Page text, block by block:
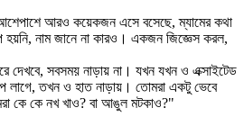
আরও কয়েকজন এসে বসেছে, ম্যামের কথা
নাম জানে না কারও। একজন জিজ্ঞেস করল,
দেখবে, সবসময় নাড়ায় না। যখন যখন ও এক্সাইটেড
লাগে, তখন ও হাত নাড়ায়। তোমরা একটু ভেবে
কে কে নখ খাও? বা আঙুল মটকাও?"